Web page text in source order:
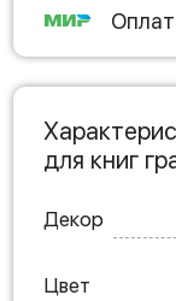
для книг
Декор
Цвет